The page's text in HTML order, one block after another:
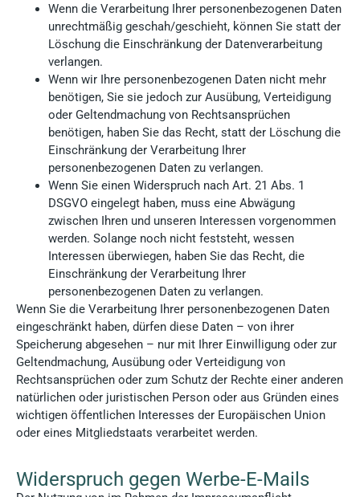
Wenn die Verarbeitung Ihrer personenbezogenen Daten
unrechtmäßig geschah/geschieht, können Sie statt der
Löschung die Einschränkung der Datenverarbeitung
verlangen.
Wenn wir Ihre personenbezogenen Daten nicht mehr
benötigen, Sie sie jedoch zur Ausübung, Verteidigung
oder Geltendmachung von Rechtsansprüchen
benötigen, haben Sie das Recht, statt der Löschung die
Einschränkung der Verarbeitung Ihrer
personenbezogenen Daten zu verlangen.
Wenn Sie einen Widerspruch nach Art. 21 Abs. 1
DSGVO eingelegt haben, muss eine Abwägung
zwischen Ihren und unseren Interessen vorgenommen
werden. Solange noch nicht feststeht, wessen
Interessen überwiegen, haben Sie das Recht, die
Einschränkung der Verarbeitung Ihrer
personenbezogenen Daten zu verlangen.
Wenn Sie die Verarbeitung Ihrer personenbezogenen Daten
eingeschränkt haben, dürfen diese Daten – von ihrer
Speicherung abgesehen – nur mit Ihrer Einwilligung oder zur
Geltendmachung, Ausübung oder Verteidigung von
Rechtsansprüchen oder zum Schutz der Rechte einer anderen
natürlichen oder juristischen Person oder aus Gründen eines
wichtigen öffentlichen Interesses der Europäischen Union
oder eines Mitgliedstaats verarbeitet werden.
Widerspruch gegen Werbe-E-Mails